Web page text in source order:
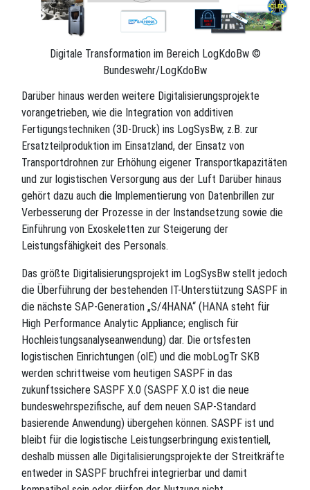
Digitale Transformation im Bereich LogKdoBw ©
Bundeswehr/LogKdoBw
Darüber hinaus werden weitere Digitalisierungsprojekte
vorangetrieben, wie die Integration von additiven
Fertigungstechniken (3D-Druck) ins LogSysBw, z.B. zur
Ersatzteilproduktion im Einsatzland, der Einsatz von
Transportdrohnen zur Erhöhung eigener Transportkapazitäten
und zur logistischen Versorgung aus der Luft Darüber hinaus
gehört dazu auch die Implementierung von Datenbrillen zur
Verbesserung der Prozesse in der Instandsetzung sowie die
Einführung von Exoskeletten zur Steigerung der
Leistungsfähigkeit des Personals.
Das größte Digitalisierungsprojekt im LogSysBw stellt jedoch
die Überführung der bestehenden IT-Unterstützung SASPF in
die nächste SAP-Generation „S/4HANA“ (HANA steht für
High Performance Analytic Appliance; englisch für
Hochleistungsanalyseanwendung) dar. Die ortsfesten
logistischen Einrichtungen (olE) und die mobLogTr SKB
werden schrittweise vom heutigen SASPF in das
zukunftssichere SASPF X.0 (SASPF X.O ist die neue
bundeswehrspezifische, auf dem neuen SAP-Standard
basierende Anwendung) übergehen können. SASPF ist und
bleibt für die logistische Leistungserbringung existentiell,
deshalb müssen alle Digitalisierungsprojekte der Streitkräfte
entweder in SASPF bruchfrei integrierbar und damit